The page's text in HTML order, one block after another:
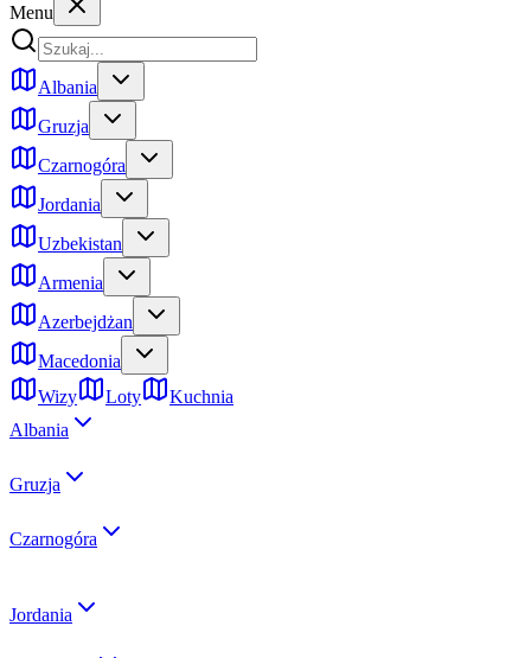
Menu
Albania
Gruzja
Czarnogóra
Jordania
Uzbekistan
Armenia
Azerbejdżan
Macedonia
Wizy
Loty
Kuchnia
Albania
Gruzja
Czarnogóra
Jordania